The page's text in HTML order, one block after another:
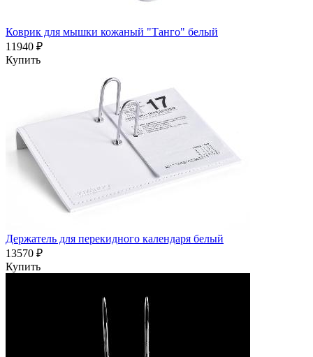
Коврик для мышки кожаный "Танго" белый
11940 ₽
Купить
Держатель для перекидного календаря белый
13570 ₽
Купить